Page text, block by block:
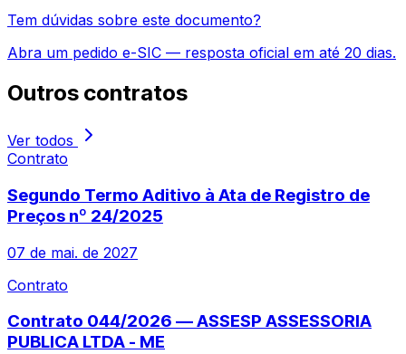
Tem dúvidas sobre este documento?
Abra um pedido e-SIC — resposta oficial em até 20 dias.
Outros contratos
Ver todos
Contrato
Segundo Termo Aditivo à Ata de Registro de
Preços nº 24/2025
07 de mai. de 2027
Contrato
Contrato 044/2026 — ASSESP ASSESSORIA
PUBLICA LTDA - ME